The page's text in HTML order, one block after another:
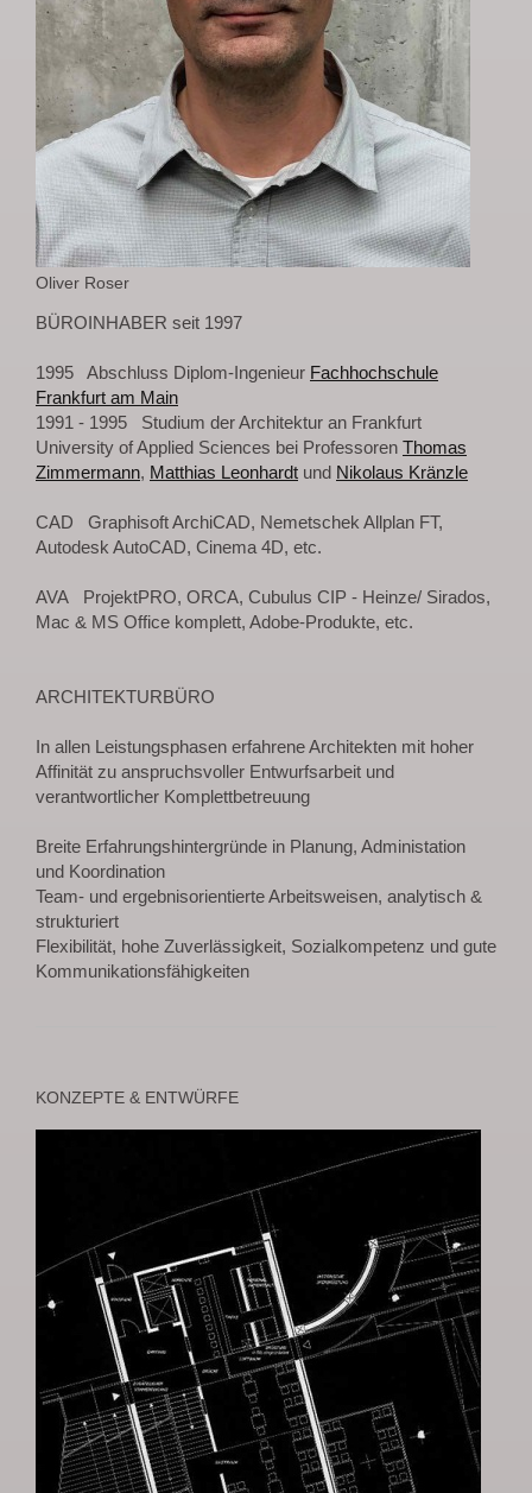
Oliver Roser
BÜROINHABER seit 1997
1995 Abschluss Diplom-Ingenieur Fachhochschule
Frankfurt am Main
1991 - 1995 Studium der Architektur an Frankfurt
University of Applied Sciences bei Professoren Thomas
Zimmermann, Matthias Leonhardt und Nikolaus Kränzle
CAD Graphisoft ArchiCAD, Nemetschek Allplan FT,
Autodesk AutoCAD, Cinema 4D, etc.
AVA ProjektPRO, ORCA, Cubulus CIP - Heinze/ Sirados,
Mac & MS Office komplett, Adobe-Produkte, etc.
ARCHITEKTURBÜRO
In allen Leistungsphasen erfahrene Architekten mit hoher
Affinität zu anspruchsvoller Entwurfsarbeit und
verantwortlicher Komplettbetreuung
Breite Erfahrungshintergründe in Planung, Administation
und Koordination
Team- und ergebnisorientierte Arbeitsweisen, analytisch &
strukturiert
Flexibilität, hohe Zuverlässigkeit, Sozialkompetenz und gute
Kommunikationsfähigkeiten
KONZEPTE & ENTWÜRFE